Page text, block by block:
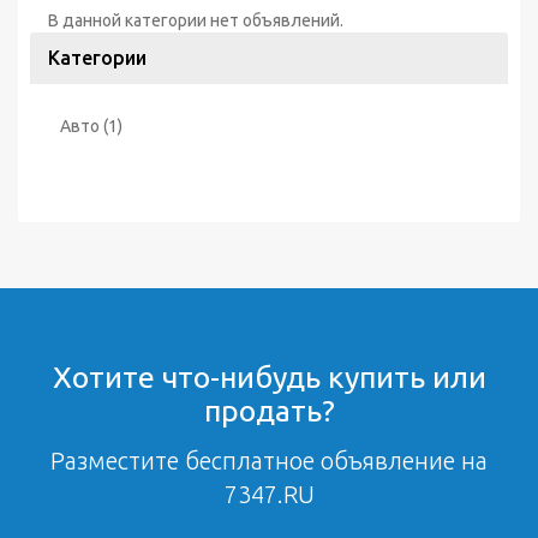
В данной категории нет объявлений.
Категории
Авто (1)
Хотите что-нибудь купить или
продать?
Разместите бесплатное объявление на
7347.RU